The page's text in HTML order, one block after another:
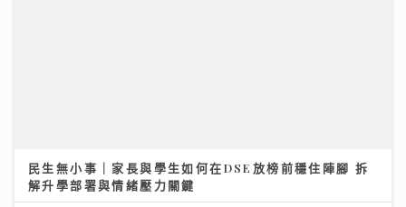
民生無小事｜家長與學生如何在DSE放榜前穩住陣腳 拆
解升學部署與情緒壓力關鍵